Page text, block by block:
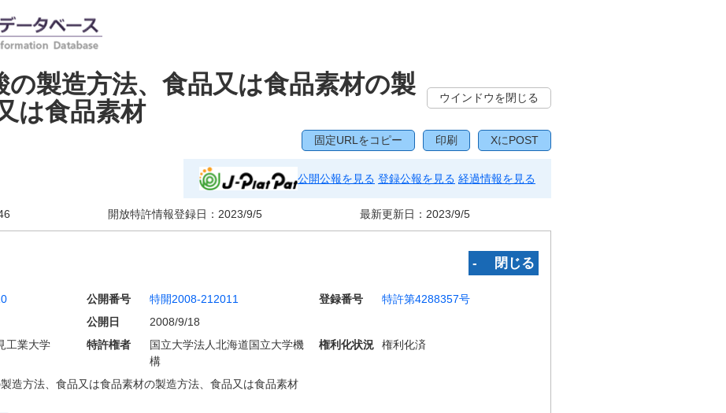
の製造方法、食品又は食品素材の製
は食品素材
ウインドウを閉じる
固定URLをコピー 印刷 XにPOST
公開公報を見る 登録公報を見る 経過情報を見る
開放特許情報登録日： 2023/9/5 最新更新日： 2023/9/5
‐ 閉じる
公開番号 特開2008-212011 登録番号
特許第4288357号
公開日
2008/9/18
工業大学 特許権者
国立大学法人北海道国立大学機
構
権利化状況 権利化済
造方法、食品又は食品素材の製造方法、食品又は食品素材